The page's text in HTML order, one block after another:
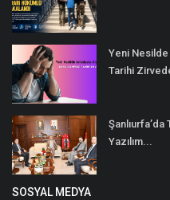
Yeni Nesilde
Tarihi
Şanlıurfa’da
Yazılım...
SOSYAL MEDYA